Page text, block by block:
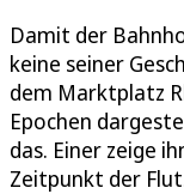
Damit der
keine seiner
dem Marktplatz
Epochen
das. Einer zeige
Zeitpunkt der